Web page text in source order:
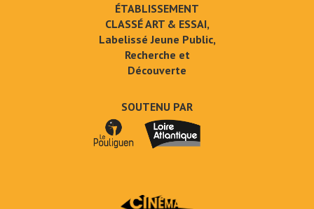
ÉTABLISSEMENT
CLASSÉ ART & ESSAI,
Labelissé Jeune Public,
Recherche et
Découverte
SOUTENU PAR